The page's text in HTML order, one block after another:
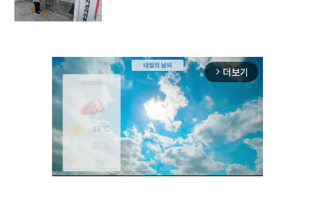
arrow_forward_ios 더보기